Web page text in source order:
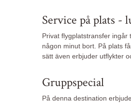
Service på plats -
Privat flygplatstransfer
någon minut bort. På plats
sätt även erbjuder utflykter
Gruppspecial
På denna destination